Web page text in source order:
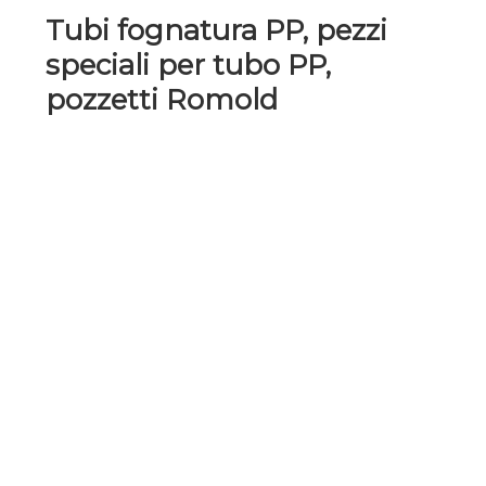
Tubi fognatura PP, pezzi
speciali per tubo PP,
pozzetti Romold